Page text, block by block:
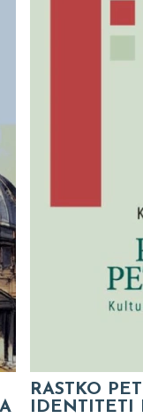
RASTKO
IDENTITETI